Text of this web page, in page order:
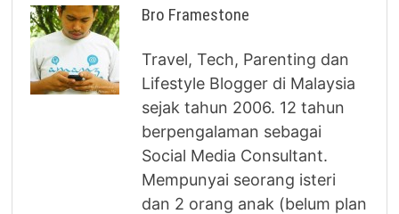
Bro Framestone
Travel, Tech, Parenting dan
Lifestyle Blogger di Malaysia
sejak tahun 2006. 12 tahun
berpengalaman sebagai
Social Media Consultant.
Mempunyai seorang isteri
dan 2 orang anak (belum plan